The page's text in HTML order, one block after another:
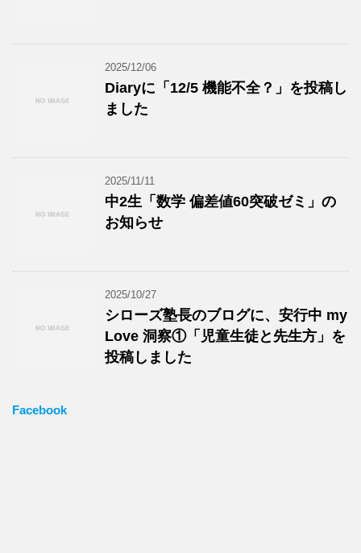
2025/12/06
Diaryに「12/5 機能不全？」を投稿し
ました
2025/11/11
中2生「数学 偏差値60突破ゼミ」の
お知らせ
2025/10/27
シローズ塾長のブログに、安行中 my
Love 洞察①「児童生徒と先生方」を
投稿しました
Facebook